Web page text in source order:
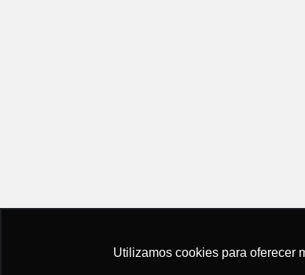
Utilizamos cookies para oferecer